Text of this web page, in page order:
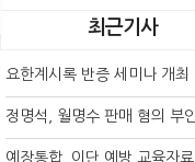
최근기사
요한계시록 반증 세미나 개최
정명석, 월명수 판매 혐의 부인
예장통합, 이단 예방 교육자